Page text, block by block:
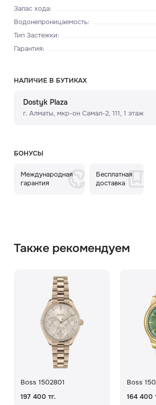
Запас хода:
Водонепроницаемость:
Тип Застежки:
Гарантия:
НАЛИЧИЕ В БУТИКАХ
Dostyk Plaza
г. Алматы, мкр-он Самал-2, 111, ​1 этаж
БОНУСЫ
Международная
гарантия
Бесплатная
доставка
Также рекомендуем
Boss 1502801
197 400 тг.
Boss
164 400